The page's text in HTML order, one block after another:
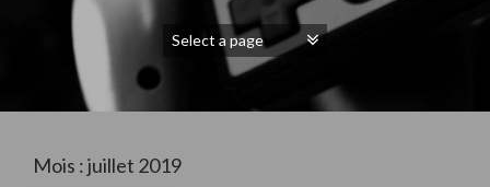
Mois : juillet 2019